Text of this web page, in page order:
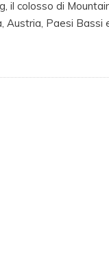
il colosso di
Austria, Paesi Bassi